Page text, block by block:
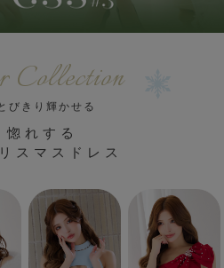
びきり輝かせる
惚れする
スマスドレス